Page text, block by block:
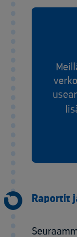
Raportit